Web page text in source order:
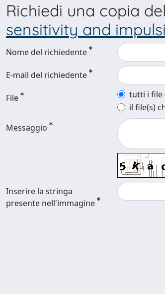
Richiedi una copia
sensitivity and
Nome del richiedente
E-mail del richiedente
File
tutti i file
il file(s)
Messaggio
Inserire la stringa
presente nell'immagine